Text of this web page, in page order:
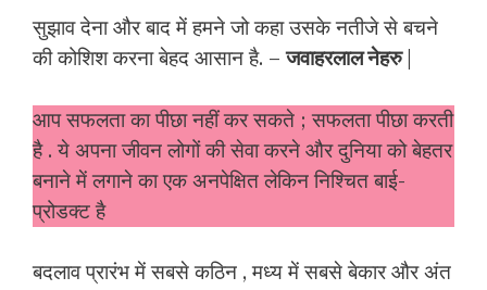
सुझाव देना और बाद में हमने जो कहा उसके नतीजे से बचने
की कोशिश करना बेहद आसान है. –जवाहरलाल नेहरु
आप सफलता का पीछा नहीं कर सकते ; सफलता पीछा करती
है . ये अपना जीवन लोगों की सेवा करने और दुनिया को बेहतर
बनाने में लगाने का एक अनपेक्षित लेकिन निश्चित बाई-
प्रोडक्ट है
बदलाव प्रारंभ में सबसे कठिन , मध्य में सबसे बेकार और अंत